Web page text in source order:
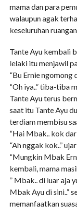
mama dan para
walaupun agak
keseluruhan
Tante Ayu kembali
lelaki itu menjawil
“Bu Ernie ngomong
“Oh iya..” tiba-tiba
Tante Ayu terus
saat itu Tante Ayu
terdiam membisu
“Hai Mbak.. kok
“Ah nggak kok..”
“Mungkin Mbak
kembali, mama
” Mbak.. di luar aja
Mbak Ayu di sini..”
memanfaatkan